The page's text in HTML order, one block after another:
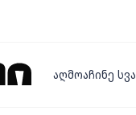
აღმოაჩინე